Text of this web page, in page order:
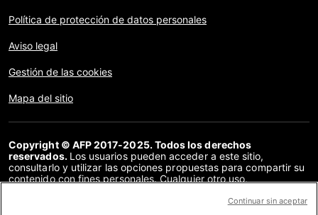
Política de protección de datos personales
Aviso legal
Gestión de las cookies
Mapa del sitio
Copyright © AFP 2017-2025. Todos los derechos
reservados. Los usuarios pueden acceder a este sitio,
consultarlo y utilizar las opciones propuestas para compartir su
contenido con fines personales. Cualquier otro uso,
distribución del contenido de este sitio, en su totalidad o en
Continuar sin aceptar